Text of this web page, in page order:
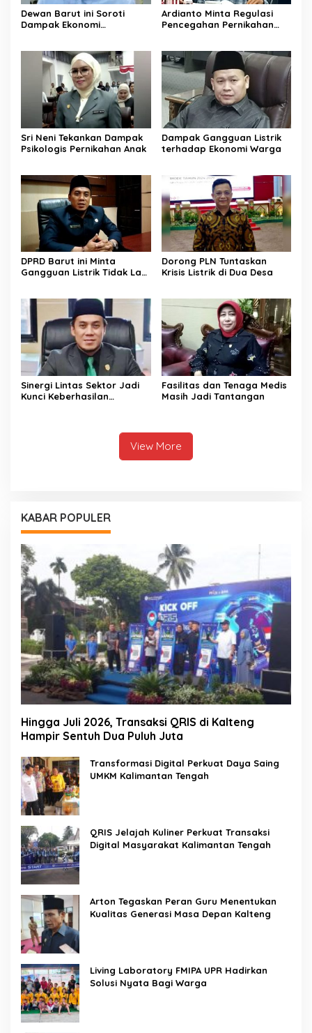
Dewan Barut ini Soroti
Dampak Ekonomi
Ardianto Minta Regulasi
Pencegahan Pernikahan
Sri Neni Tekankan Dampak
Psikologis Pernikahan Anak
Dampak Gangguan Listrik
terhadap Ekonomi Warga
DPRD Barut ini Minta
Gangguan Listrik Tidak Lagi
Dorong PLN Tuntaskan
Krisis Listrik di Dua Desa
Sinergi Lintas Sektor Jadi
Kunci Keberhasilan
Fasilitas dan Tenaga Medis
Masih Jadi Tantangan
View More
KABAR POPULER
Hingga Juli 2026, Transaksi QRIS di Kalteng
Hampir Sentuh Dua Puluh Juta
Transformasi Digital Perkuat Daya Saing
UMKM Kalimantan Tengah
QRIS Jelajah Kuliner Perkuat Transaksi
Digital Masyarakat Kalimantan Tengah
Arton Tegaskan Peran Guru Menentukan
Kualitas Generasi Masa Depan Kalteng
Living Laboratory FMIPA UPR Hadirkan
Solusi Nyata Bagi Warga